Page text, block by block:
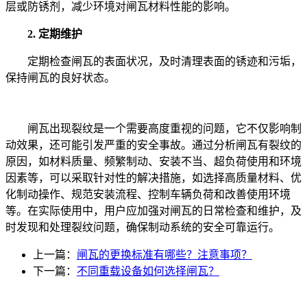
层或防锈剂，减少环境对闸瓦材料性能的影响。
2. 定期维护
定期检查闸瓦的表面状况，及时清理表面的锈迹和污垢，
保持闸瓦的良好状态。
闸瓦出现裂纹是一个需要高度重视的问题，它不仅影响制
动效果，还可能引发严重的安全事故。通过分析闸瓦有裂纹的
原因，如材料质量、频繁制动、安装不当、超负荷使用和环境
因素等，可以采取针对性的解决措施，如选择高质量材料、优
化制动操作、规范安装流程、控制车辆负荷和改善使用环境
等。在实际使用中，用户应加强对闸瓦的日常检查和维护，及
时发现和处理裂纹问题，确保制动系统的安全可靠运行。
上一篇： 闸瓦的更换标准有哪些？注意事项？
下一篇： 不同重载设备如何选择闸瓦？